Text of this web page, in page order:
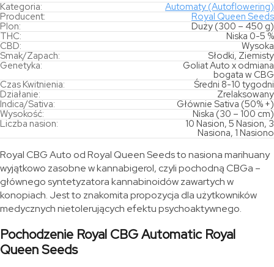
Kategoria:
Automaty (Autoflowering)
Producent:
Royal Queen Seeds
Plon:
Duży (300 – 450 g)
THC:
Niska 0-5 %
CBD:
Wysoka
Smak/Zapach:
Słodki, Ziemisty
Genetyka:
Goliat Auto x odmiana
bogata w CBG
Czas Kwitnienia:
Średni 8-10 tygodni
Działanie:
Zrelaksowany
Indica/Sativa:
Głównie Sativa (50% +)
Wysokość:
Niska (30 – 100 cm)
Liczba nasion:
10 Nasion, 5 Nasion, 3
Nasiona, 1 Nasiono
Royal CBG Auto od Royal Queen Seeds to nasiona marihuany
wyjątkowo zasobne w kannabigerol, czyli pochodną CBGa –
głównego syntetyzatora kannabinoidów zawartych w
konopiach. Jest to znakomita propozycja dla użytkowników
medycznych nietolerujących efektu psychoaktywnego.
Pochodzenie Royal CBG Automatic Royal
Queen Seeds